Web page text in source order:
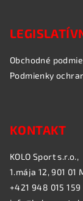
Obchodné
Podmienky
KONTAKT
KOLO Sport s.r.o.,
1.mája 12, 901 01
+421 948 015 159